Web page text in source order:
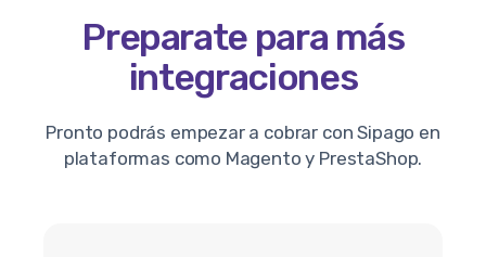
Preparate para más
integraciones
Pronto podrás empezar a cobrar con Sipago en
plataformas como Magento y PrestaShop.